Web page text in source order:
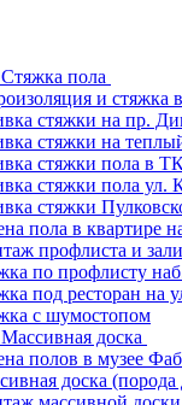
пола
и стяжка
стяжки на пр.
стяжки на
стяжки пола в
стяжки пола ул.
стяжки
пола в квартире
профлиста и
по профлисту
под ресторан на
с шумостопом
доска
полов в музее
доска (порода